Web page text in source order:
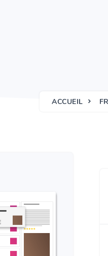
ACCUEIL